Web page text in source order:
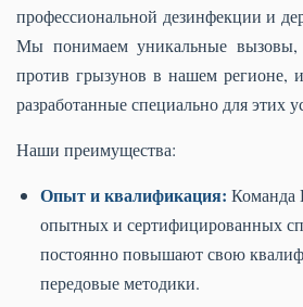
профессиональной дезинфекции и
Мы понимаем уникальные вызовы,
против грызунов в нашем регионе,
разработанные специально для этих
Наши преимущества:
Опыт и квалификация: Команда
опытных и сертифицированных
постоянно повышают свою
передовые методики.